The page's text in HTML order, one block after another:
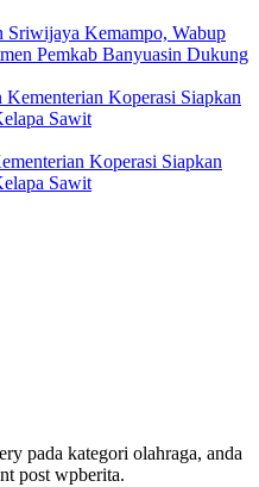
Sriwijaya Kemampo, Wabup
Pemkab Banyuasin Dukung
Koperasi Siapkan
Sawit
pada kategori olahraga, anda
post wpberita.